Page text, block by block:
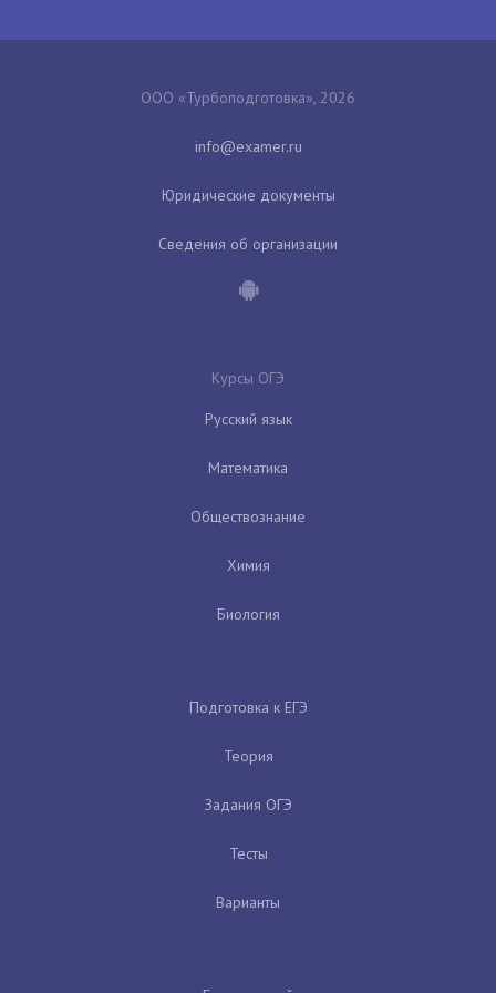
ООО «Турбоподготовка», 2026
Юридические документы
Сведения об организации
Курсы ОГЭ
Русский язык
Математика
Обществознание
Химия
Биология
Подготовка к ЕГЭ
Теория
Задания ОГЭ
Тесты
Варианты